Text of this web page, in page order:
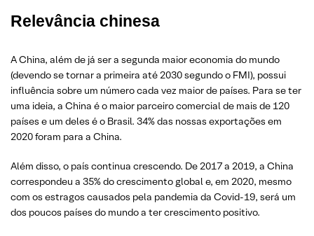
Relevância chinesa
A China, além de já ser a segunda maior economia do mundo
(devendo se tornar a primeira até 2030 segundo o FMI), possui
influência sobre um número cada vez maior de países. Para se ter
uma ideia, a China é o maior parceiro comercial de mais de 120
países e um deles é o Brasil. 34% das nossas exportações em
2020 foram para a China.
Além disso, o país continua crescendo. De 2017 a 2019, a China
correspondeu a 35% do crescimento global e, em 2020, mesmo
com os estragos causados pela pandemia da Covid-19, será um
dos poucos países do mundo a ter crescimento positivo.